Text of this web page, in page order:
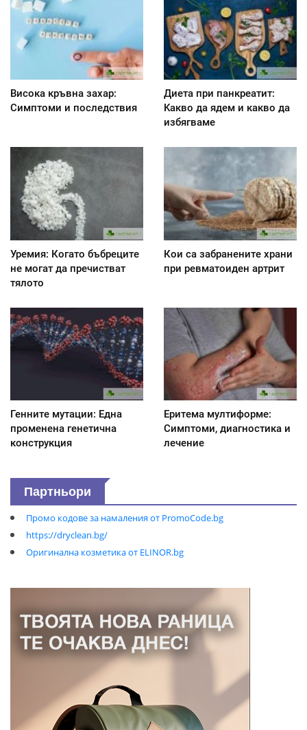
Висока кръвна захар:
Симптоми и последствия
Диета при панкреатит:
Kакво да ядем и какво да
избягваме
Уремия: Когато бъбреците
не могат да пречистват
тялото
Кои са забранените храни
при ревматоиден артрит
Генните мутации: Една
променена генетична
конструкция
Еритема мултиформе:
Симптоми, диагностика и
лечение
Партньори
Промо кодове за намаления от PromoCode.bg
https://dryclean.bg/
Оригинална козметика от ELINOR.bg